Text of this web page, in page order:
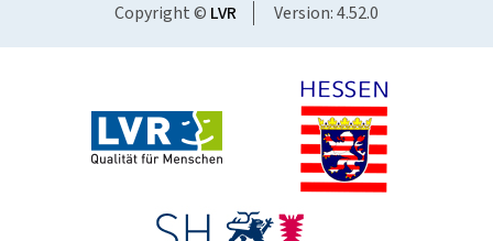
Copyright © LVR Version: 4.52.0